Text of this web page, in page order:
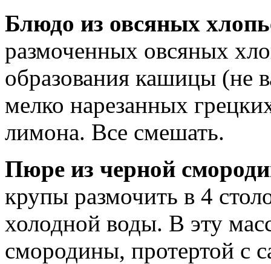
Блюдо из овсяных
размоченных овсяных
образования кашицы (не
мелко нарезанных
лимона. Все смешать.
Пюре из черной
крупы размочить в 4
холодной воды. В эту
смородины, протертой с